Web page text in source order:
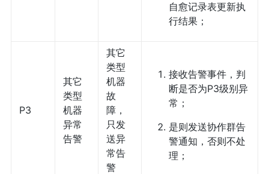
自愈记录表更新执
行结果；
P3
其它
类型
机器
异常
告警
其它
类型
机器
故
障，
只发
送异
常告
警
接收告警事件，判
断是否为P3级别异
常；
是则发送协作群告
警通知，否则不处
理；